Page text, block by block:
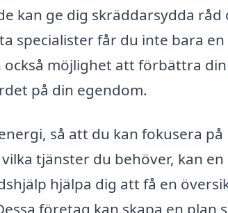
kan ge dig skräddarsydda råd
specialister får du inte bara en
möjlighet att förbättra din
på din egendom.
så att du kan fokusera på
tjänster du behöver, kan en
hjälpa dig att få en